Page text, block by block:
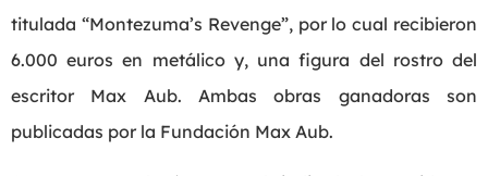
titulada “Montezuma’s Revenge”, por lo cual recibieron
6.000 euros en metálico y, una figura del rostro del
escritor Max Aub. Ambas obras ganadoras son
publicadas por la Fundación Max Aub.